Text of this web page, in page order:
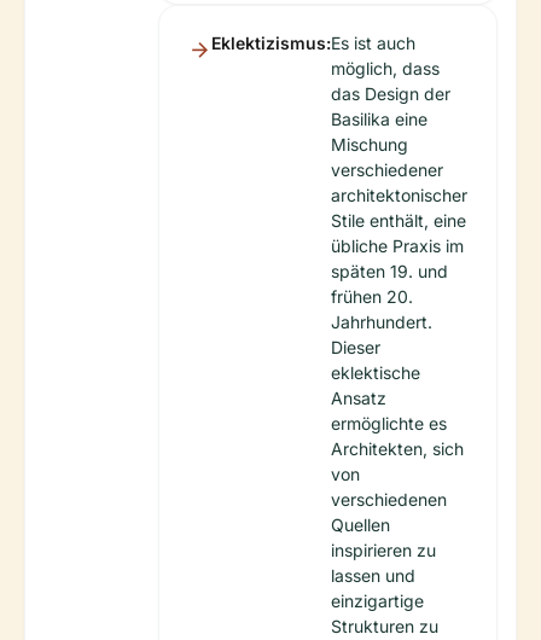
Eklektizismus:Es ist auch
möglich, dass
das Design der
Basilika eine
Mischung
verschiedener
architektonischer
Stile enthält, eine
übliche Praxis im
späten 19. und
frühen 20.
Jahrhundert.
Dieser
eklektische
Ansatz
ermöglichte es
Architekten, sich
von
verschiedenen
Quellen
inspirieren zu
lassen und
einzigartige
Strukturen zu